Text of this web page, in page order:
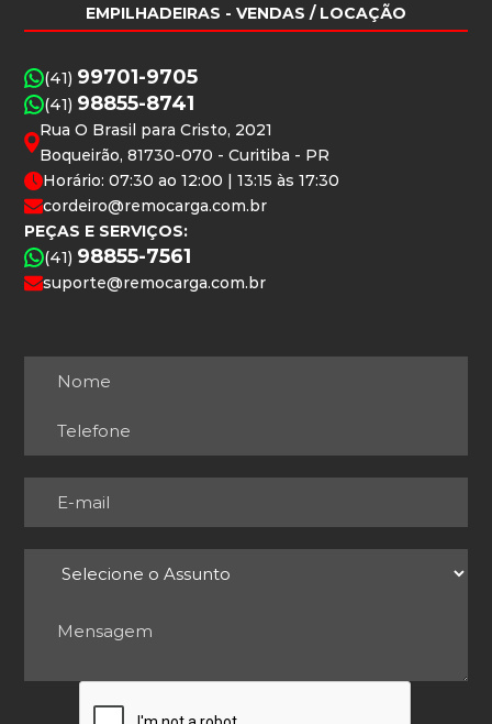
EMPILHADEIRAS - VENDAS / LOCAÇÃO
(41) 99701-9705
(41) 98855-8741
Rua O Brasil para Cristo, 2021
Boqueirão, 81730-070 - Curitiba - PR
Horário: 07:30 ao 12:00 | 13:15 às 17:30
cordeiro@remocarga.com.br
PEÇAS E SERVIÇOS:
(41) 98855-7561
suporte@remocarga.com.br